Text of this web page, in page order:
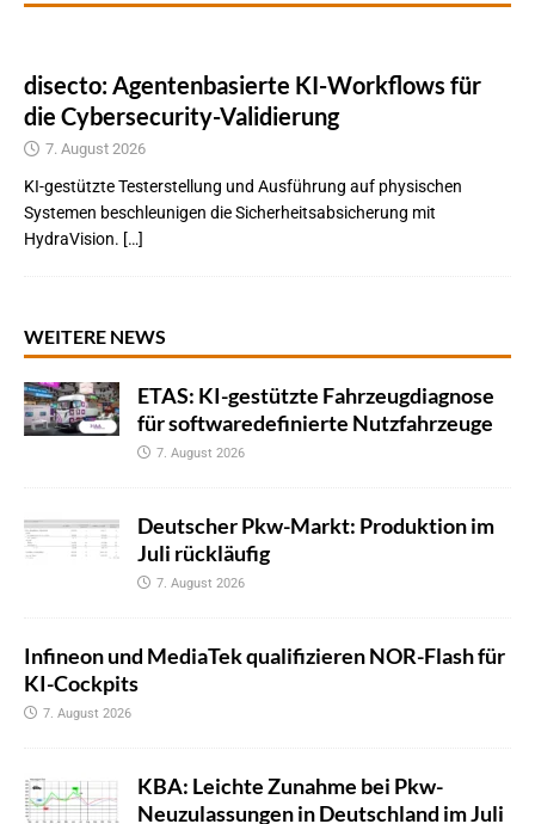
disecto: Agentenbasierte KI-Workflows für
die Cybersecurity-Validierung
7. August 2026
KI-gestützte Testerstellung und Ausführung auf physischen
Systemen beschleunigen die Sicherheitsabsicherung mit
HydraVision. […]
WEITERE NEWS
ETAS: KI-gestützte Fahrzeugdiagnose
für softwaredefinierte Nutzfahrzeuge
7. August 2026
Deutscher Pkw-Markt: Produktion im
Juli rückläufig
7. August 2026
Infineon und MediaTek qualifizieren NOR-Flash für
KI-Cockpits
7. August 2026
KBA: Leichte Zunahme bei Pkw-
Neuzulassungen in Deutschland im Juli